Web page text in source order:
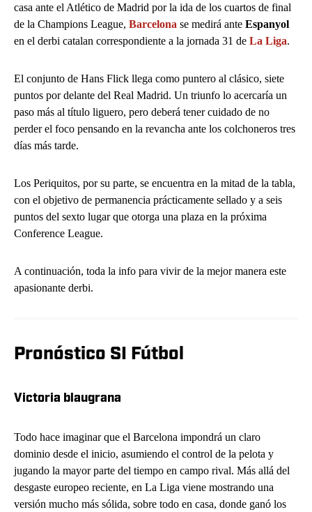
casa ante el Atlético de Madrid por la ida de los cuartos de final
de la Champions League, Barcelona se medirá ante Espanyol
en el derbi catalan correspondiente a la jornada 31 de La Liga.
El conjunto de Hans Flick llega como puntero al clásico, siete
puntos por delante del Real Madrid. Un triunfo lo acercaría un
paso más al título liguero, pero deberá tener cuidado de no
perder el foco pensando en la revancha ante los colchoneros tres
días más tarde.
Los Periquitos, por su parte, se encuentra en la mitad de la tabla,
con el objetivo de permanencia prácticamente sellado y a seis
puntos del sexto lugar que otorga una plaza en la próxima
Conference League.
A continuación, toda la info para vivir de la mejor manera este
apasionante derbi.
Pronóstico SI Fútbol
Victoria blaugrana
Todo hace imaginar que el Barcelona impondrá un claro
dominio desde el inicio, asumiendo el control de la pelota y
jugando la mayor parte del tiempo en campo rival. Más allá del
desgaste europeo reciente, en La Liga viene mostrando una
versión mucho más sólida, sobre todo en casa, donde ganó los